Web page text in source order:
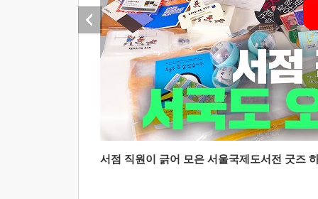
서점 직원이 긁어 모은 서울국제도서전 굿즈